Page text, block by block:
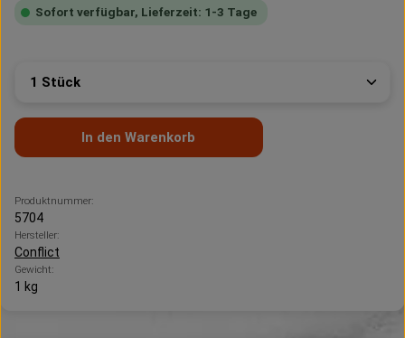
Sofort verfügbar, Lieferzeit: 1-3 Tage
Produkt Anzahl: Gib den gewünschten Wert ein
In den Warenkorb
Produktnummer:
5704
Hersteller:
Conflict
Gewicht:
1 kg